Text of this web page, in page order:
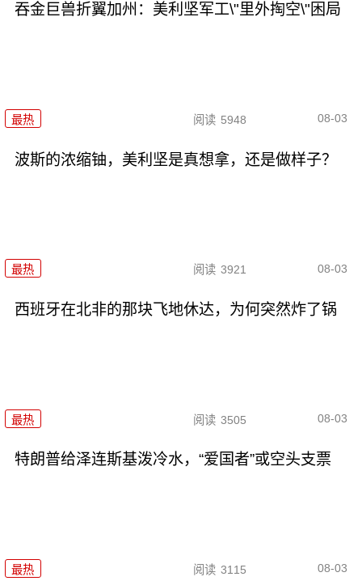
吞金巨兽折翼加州：美利坚军工\"里外掏空\"困局
最热 阅读 5948 08-03
波斯的浓缩铀，美利坚是真想拿，还是做样子？
最热 阅读 3921 08-03
西班牙在北非的那块飞地休达，为何突然炸了锅
最热 阅读 3505 08-03
特朗普给泽连斯基泼冷水，“爱国者”或空头支票
最热 阅读 3115 08-03